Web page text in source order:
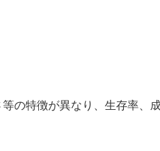
の特徴が異なり、生存率、